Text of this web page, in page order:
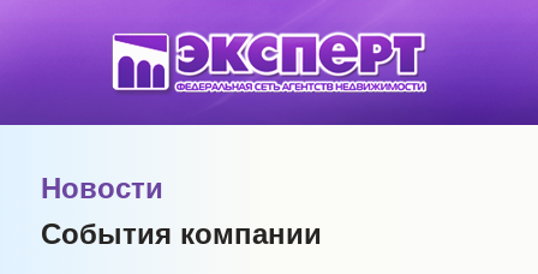
Новости
События компании